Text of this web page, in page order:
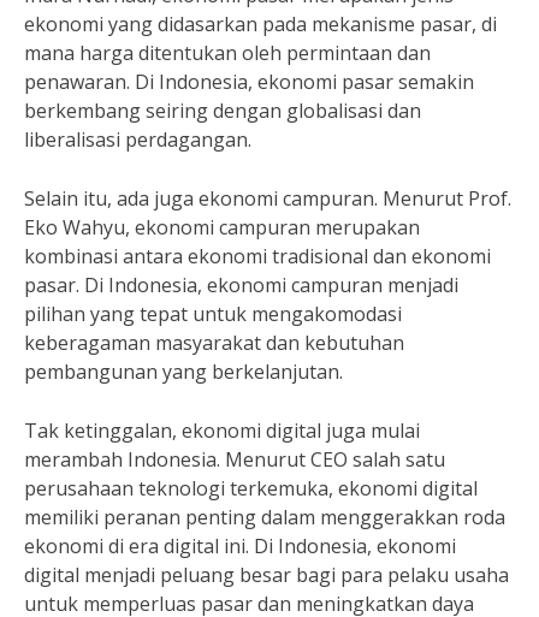
ekonomi yang didasarkan pada mekanisme pasar, di
mana harga ditentukan oleh permintaan dan
penawaran. Di Indonesia, ekonomi pasar semakin
berkembang seiring dengan globalisasi dan
liberalisasi perdagangan.
Selain itu, ada juga ekonomi campuran. Menurut Prof.
Eko Wahyu, ekonomi campuran merupakan
kombinasi antara ekonomi tradisional dan ekonomi
pasar. Di Indonesia, ekonomi campuran menjadi
pilihan yang tepat untuk mengakomodasi
keberagaman masyarakat dan kebutuhan
pembangunan yang berkelanjutan.
Tak ketinggalan, ekonomi digital juga mulai
merambah Indonesia. Menurut CEO salah satu
perusahaan teknologi terkemuka, ekonomi digital
memiliki peranan penting dalam menggerakkan roda
ekonomi di era digital ini. Di Indonesia, ekonomi
digital menjadi peluang besar bagi para pelaku usaha
untuk memperluas pasar dan meningkatkan daya